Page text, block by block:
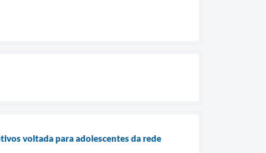
voltada para adolescentes da rede